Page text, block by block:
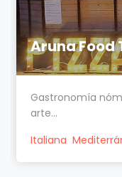
Aruna Food
Gastronomía
arte...
Italiana